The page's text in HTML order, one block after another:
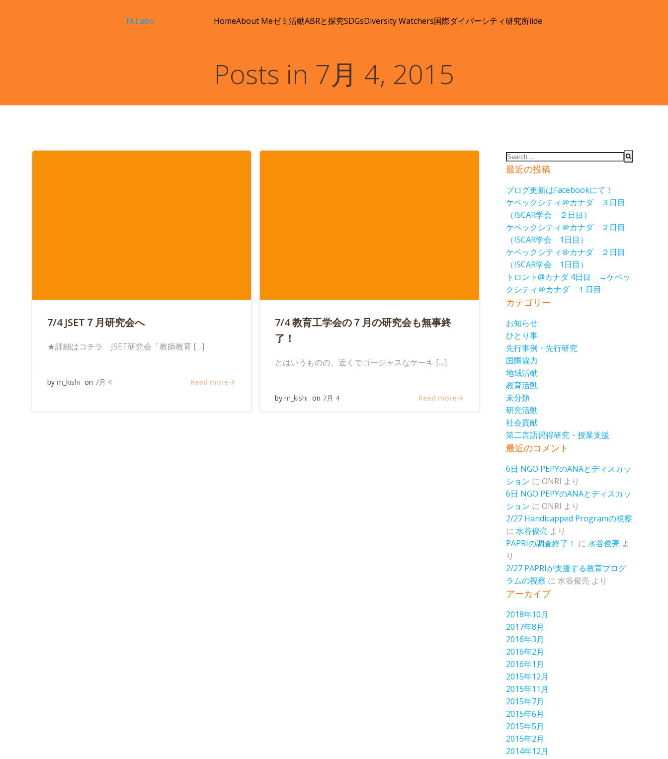
M.Labo HomeAbout Meゼミ活動ABRと探究SDGsDiversity Watchers国際ダイバーシティ研究所iide
Posts in 7月 4, 2015
7/4 JSET７月研究会へ
★詳細はコチラ JSET研究会「教師教育 […]
by m_kishi on 7月 4 Read more
7/4 教育工学会の７月の研究会も無事終
了！
とはいうものの、近くでゴージャスなケーキ […]
by m_kishi on 7月 4 Read more
Search
for:
最近の投稿
ブログ更新はFacebookにて！
ケベックシティ＠カナダ ３日目
（ISCAR学会 ２日目）
ケベックシティ＠カナダ ２日目
（ISCAR学会 1日目）
ケベックシティ＠カナダ ２日目
（ISCAR学会 1日目）
トロント@カナダ 4日目 →ケベッ
クシティ＠カナダ １日目
カテゴリー
お知らせ
ひとり事
先行事例・先行研究
国際協力
地域活動
教育活動
未分類
研究活動
社会貢献
第二言語習得研究・授業支援
最近のコメント
6日 NGO PEPYのANAとディスカッ
ション に ONRI より
6日 NGO PEPYのANAとディスカッ
ション に ONRI より
2/27 Handicapped Programの視察
に 水谷俊亮より
PAPRIの調査終了！ に 水谷俊亮よ
り
2/27 PAPRIが支援する教育プログ
ラムの視察 に 水谷俊亮 より
アーカイブ
2018年10月
2017年8月
2016年3月
2016年2月
2016年1月
2015年12月
2015年11月
2015年7月
2015年6月
2015年5月
2015年2月
2014年12月